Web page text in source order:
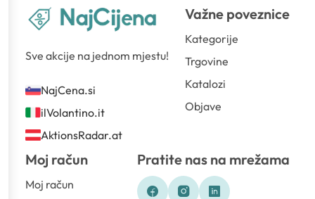
Sve akcije na jednom mjestu!
NajCena.si
ilVolantino.it
AktionsRadar.at
Važne poveznice
Kategorije
Trgovine
Katalozi
Objave
Moj račun
Moj račun
Pratite nas na mrežama